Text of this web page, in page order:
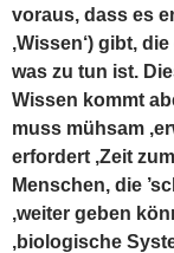
voraus, dass es
‚Wissen‘) gibt,
was zu tun ist.
Wissen kommt
muss mühsam
erfordert ‚Zeit
Menschen, die
‚weiter geben
‚biologische